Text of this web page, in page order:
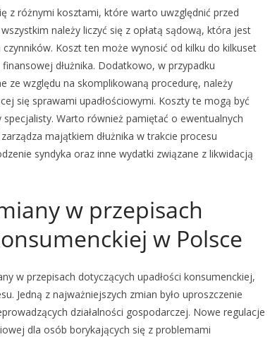
z różnymi kosztami, które warto uwzględnić przed
należy liczyć się z opłatą sądową, która jest
Koszt ten może wynosić od kilku do kilkuset
dłużnika. Dodatkowo, w przypadku
ze względu na skomplikowaną procedurę, należy
się sprawami upadłościowymi. Koszty te mogą być
Warto również pamiętać o ewentualnych
majątkiem dłużnika w trakcie procesu
syndyka oraz inne wydatki związane z likwidacją
w przepisach
w Polsce
w przepisach dotyczących upadłości konsumenckiej,
Jedną z najważniejszych zmian było uproszczenie
działalności gospodarczej. Nowe regulacje
dla osób borykających się z problemami